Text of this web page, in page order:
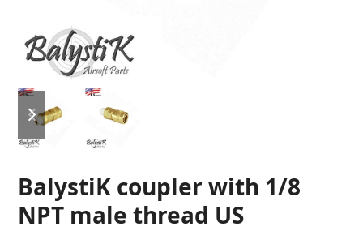
previous
slide
next
slide
BalystiK coupler with 1/8
NPT male thread US